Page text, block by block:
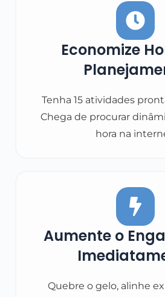
Economize
Tenha 15 atividades
Chega de procurar
hora na
Aumente o
Quebre o gelo, alinhe